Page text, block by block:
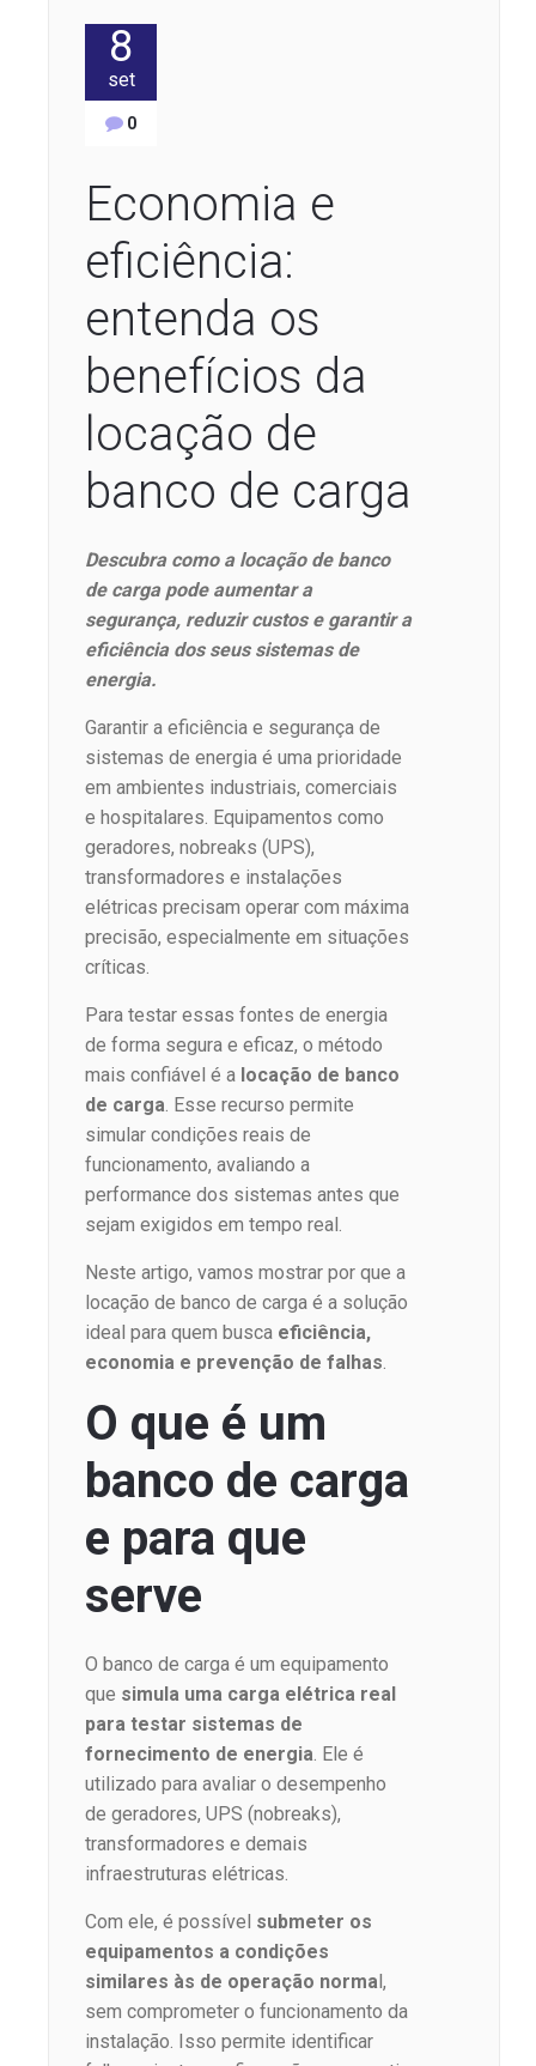
8
set
0
Economia e
eficiência:
entenda os
benefícios da
locação de
banco de carga
Descubra como a locação de banco
de carga pode aumentar a
segurança, reduzir custos e garantir a
eficiência dos seus sistemas de
energia.
Garantir a eficiência e segurança de
sistemas de energia é uma prioridade
em ambientes industriais, comerciais
e hospitalares. Equipamentos como
geradores, nobreaks (UPS),
transformadores e instalações
elétricas precisam operar com máxima
precisão, especialmente em situações
críticas.
Para testar essas fontes de energia
de forma segura e eficaz, o método
mais confiável é a locação de banco
de carga . Esse recurso permite
simular condições reais de
funcionamento, avaliando a
performance dos sistemas antes que
sejam exigidos em tempo real.
Neste artigo, vamos mostrar por que a
locação de banco de carga é a solução
ideal para quem busca eficiência,
economia e prevenção de falhas
O que é um
banco de carga
e para que
serve
O banco de carga é um equipamento
que simula uma carga elétrica real
para testar sistemas de
fornecimento de energia . Ele é
utilizado para avaliar o desempenho
de geradores, UPS (nobreaks),
transformadores e demais
infraestruturas elétricas.
Com ele, é possível submeter os
equipamentos a condições
similares às de operação normal,
sem comprometer o funcionamento da
instalação. Isso permite identificar